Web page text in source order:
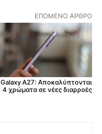
ΕΠΌΜΕΝΟ ΆΡΘΡΟ
Galaxy A27: Αποκαλύπτονται
4 χρώματα σε νέες διαρροές